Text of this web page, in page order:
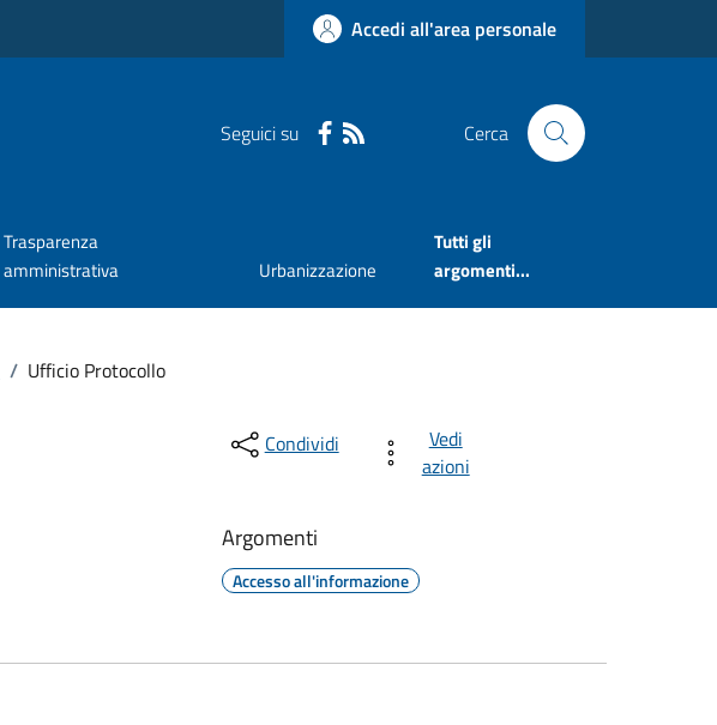
Accedi all'area personale
Seguici su Cerca
Trasparenza
amministrativa
Urbanizzazione
Tutti gli
argomenti...
/ Ufficio Protocollo
Condividi
Vedi
azioni
Argomenti
Accesso all'informazione